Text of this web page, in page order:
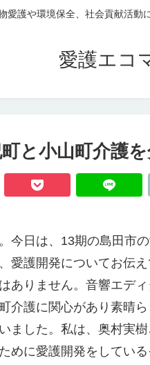
愛護や環境保全、社会貢献活動
愛護エコ
と小山町介護
今日は、13期の島田市
護開発についてお伝え
ありません。音響エデ
介護に関心があり素晴
ました。私は、奥村実
めに愛護開発をしてい